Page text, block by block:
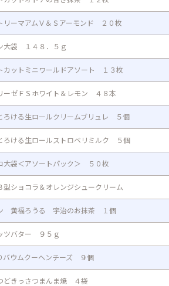
ーマアムＶ＆Ｓアーモンド ２０枚
大袋 １４８．５ｇ
ットミニワールドアソート １３枚
ゼＦＳホワイト＆レモン ４８本
ける生ロールクリームブリュレ ５個
ける生ロールストロベリミルク ５個
袋＜アソートパック＞ ５０枚
ショコラ＆オレンジシュークリーム
黄福ろうる 宇治のお抹茶 １個
ツバター ９５ｇ
ウムクーヘンチーズ ９個
きっさつまんま焼 ４袋